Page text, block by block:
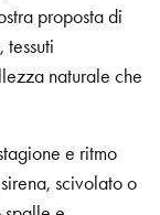
proposta di
naturale che
e ritmo
scivolato o